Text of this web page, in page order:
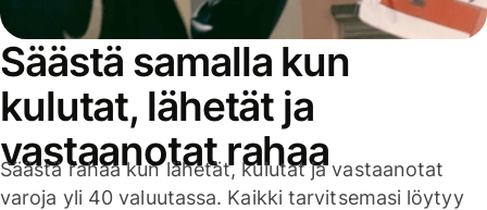
Säästä samalla kun
kulutat, lähetät ja
vastaanotat rahaa
Säästä rahaa kun lähetät, kulutat ja vastaanotat
varoja yli 40 valuutassa. Kaikki tarvitsemasi löytyy